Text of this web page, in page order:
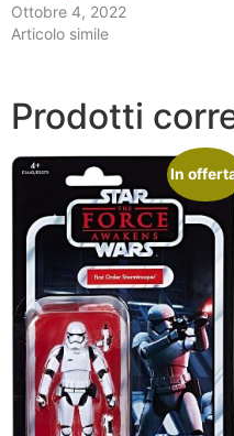
Ottobre 4, 2022
Articolo simile
Prodotti
In